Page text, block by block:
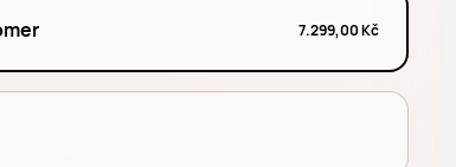
7.299,00 Kč